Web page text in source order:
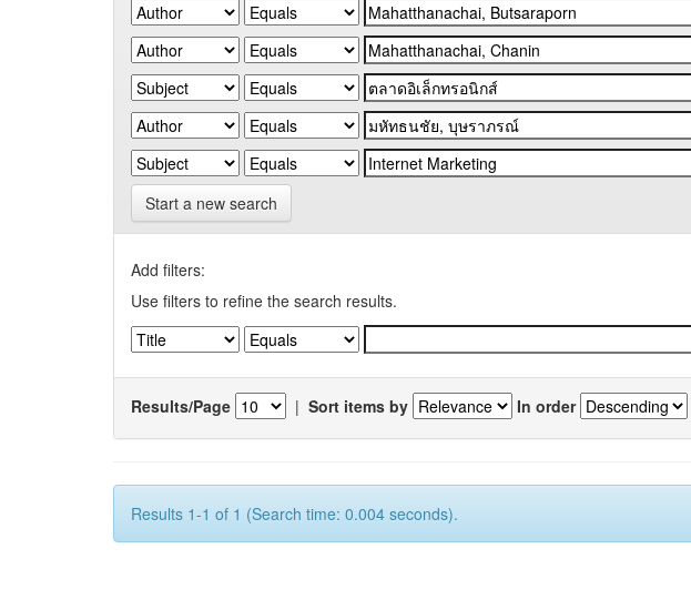
Start a new search
Add filters:
Use filters to refine the search results.
Results/Page | Sort items by In order
Results 1-1 of 1 (Search time: 0.004 seconds).